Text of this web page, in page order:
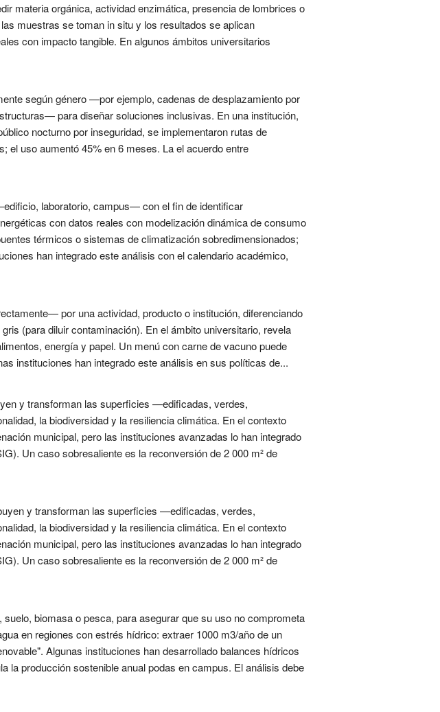
materia orgánica, actividad enzimática, presencia de lombrices o
muestras se toman in situ y los resultados se aplican
con impacto tangible. En algunos ámbitos universitarios
según género —por ejemplo, cadenas de desplazamiento por
para diseñar soluciones inclusivas. En una institución,
nocturno por inseguridad, se implementaron rutas de
el uso aumentó 45% en 6 meses. La el acuerdo entre
laboratorio, campus— con el fin de identificar
con datos reales con modelización dinámica de consumo
térmicos o sistemas de climatización sobredimensionados;
han integrado este análisis con el calendario académico,
por una actividad, producto o institución, diferenciando
(para diluir contaminación). En el ámbito universitario, revela
energía y papel. Un menú con carne de vacuno puede
instituciones han integrado este análisis en sus políticas de...
y transforman las superficies —edificadas, verdes,
la biodiversidad y la resiliencia climática. En el contexto
municipal, pero las instituciones avanzadas lo han integrado
Un caso sobresaliente es la reconversión de 2 000 m² de
y transforman las superficies —edificadas, verdes,
la biodiversidad y la resiliencia climática. En el contexto
municipal, pero las instituciones avanzadas lo han integrado
Un caso sobresaliente es la reconversión de 2 000 m² de
biomasa o pesca, para asegurar que su uso no comprometa
en regiones con estrés hídrico: extraer 1000 m3/año de un
Algunas instituciones han desarrollado balances hídricos
la producción sostenible anual podas en campus. El análisis debe